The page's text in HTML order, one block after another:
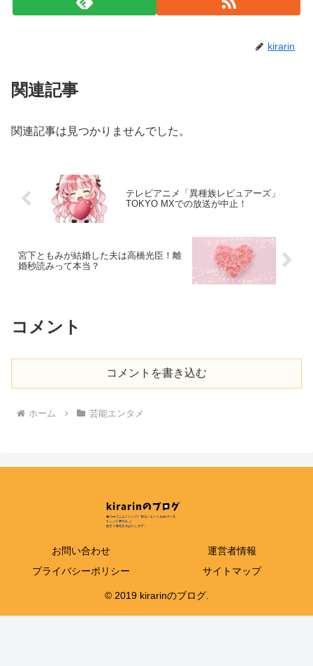
kirarin
関連記事
関連記事は見つかりませんでした。
テレビアニメ「異種族レビュアーズ」
TOKYO MXでの放送が中止！
宮下ともみが結婚した夫は高橋光臣！離
婚秒読みって本当？
コメント
コメントを書き込む
ホーム 芸能エンタメ
お問い合わせ
運営者情報
プライバシーポリシー
サイトマップ
© 2019 kirarinのブログ.